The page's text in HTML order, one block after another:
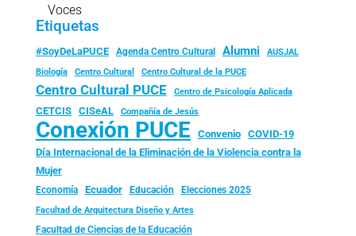
Voces
Etiquetas
#SoyDeLaPUCE Agenda Centro Cultural Alumni
AUSJAL
Biología
Centro Cultural Centro Cultural de la PUCE
Centro Cultural PUCE Centro de Psicología Aplicada
CETCIS CISeAL Compañía de Jesús
Conexión PUCE Convenio
COVID-19
Día Internacional de la Eliminación de la Violencia contra la
Mujer
Economía Ecuador Educación Elecciones 2025
Facultad de Arquitectura Diseño y Artes
Facultad de Ciencias de la Educación